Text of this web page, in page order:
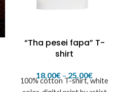
“Tha pesei fapa” T-
shirt
18,00€ – 25,00€
100% cotton T-shirt, white